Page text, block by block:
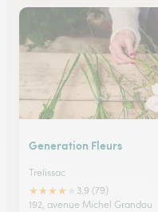
Generation Fleurs
Trelissac
★★★★
3.9 (79)
192, avenue Michel Grandou